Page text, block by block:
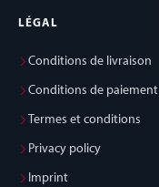
LÉGAL
Conditions de livraison
Conditions de paiement
Termes et conditions
Privacy policy
Imprint